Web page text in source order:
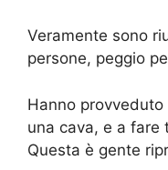
Veramente sono
persone, peggio
Hanno
una cava, e a fare
Questa è gente